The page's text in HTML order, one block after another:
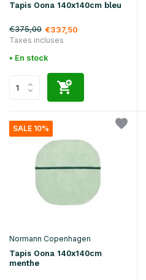
Tapis Oona 140x140cm bleu
€375,00 €337,50
Taxes incluses
• En stock
SALE 10%
Normann Copenhagen
Tapis Oona 140x140cm
menthe